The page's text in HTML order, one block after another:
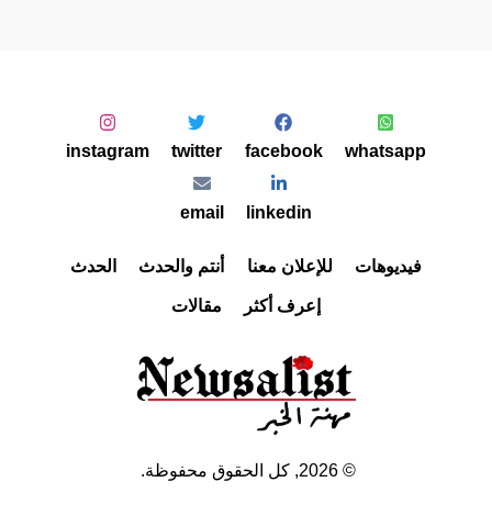
©
2026, كل الحقوق محفوظة.
فيديوهات للإعلان معنا أنتم والحدث
الحدث
إعرف أكثر
مقالات
whatsapp
facebook
twitter
instagram
linkedin
email